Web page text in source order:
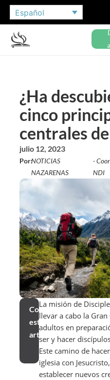
Español
¿Ha
cinco
centrales
julio 12, 2023
Por:NOTICIAS
NAZARENAS
-
NDI
Compartir
este
artículo
La misión de
llevar a cabo la
adultos en
ser y hacer
Este camino de
iglesia con
establecer nuevos